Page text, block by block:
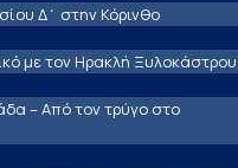
Δ΄ στην Κόρινθο
με τον Ηρακλή Ξυλοκάστρου
– Από τον τρύγο στο